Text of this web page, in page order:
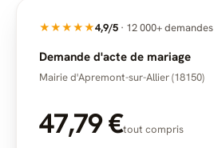
★★★★★4,9/5 · 12 000+ demandes
Demande d'acte de mariage
Mairie d'Apremont-sur-Allier (18150)
47,79 €tout compris